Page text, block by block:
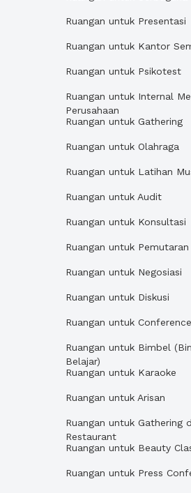
Ruangan untuk Presentasi
Ruangan untuk Kantor
Ruangan untuk Psikotest
Ruangan untuk Internal
Perusahaan
Ruangan untuk Gathering
Ruangan untuk Olahraga
Ruangan untuk Latihan
Ruangan untuk Audit
Ruangan untuk Konsultasi
Ruangan untuk
Ruangan untuk Negosiasi
Ruangan untuk Diskusi
Ruangan untuk
Ruangan untuk Bimbel
Belajar)
Ruangan untuk Karaoke
Ruangan untuk Arisan
Ruangan untuk Gathering
Restaurant
Ruangan untuk Beauty
Ruangan untuk Press